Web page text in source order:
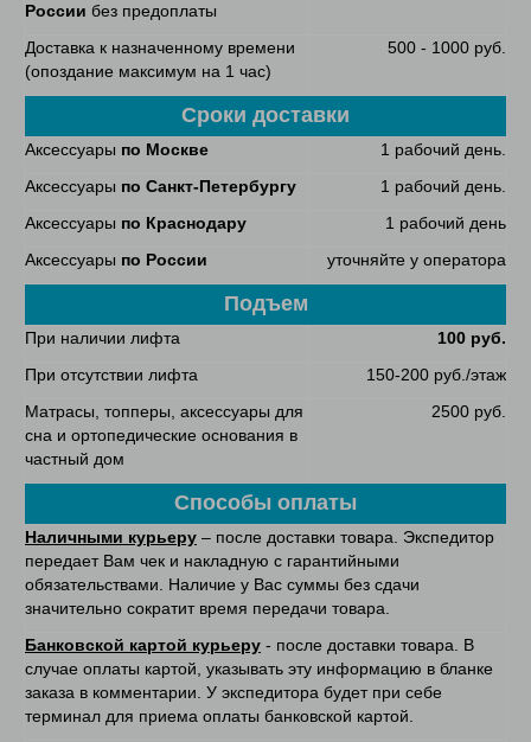
России без предоплаты
Доставка к назначенному времени
(опоздание максимум на 1 час)
500 - 1000 руб.
Сроки доставки
Аксессуары по Москве
1 рабочий день.
Аксессуары по Санкт-Петербургу
1 рабочий день.
Аксессуары по Краснодару
1 рабочий день
Аксессуары по России уточняйте у оператора
Подъем
При наличии лифта
100 руб.
При отсутствии лифта
150-200 руб./этаж
Матрасы, топперы, аксессуары для
сна и ортопедические основания в
частный дом
2500 руб.
Способы оплаты
Наличными курьеру – после доставки товара. Экспедитор
передает Вам чек и накладную с гарантийными
обязательствами. Наличие у Вас суммы без сдачи
значительно сократит время передачи товара.
Банковской картой курьеру - после доставки товара. В
случае оплаты картой, указывать эту информацию в бланке
заказа в комментарии. У экспедитора будет при себе
терминал для приема оплаты банковской картой.